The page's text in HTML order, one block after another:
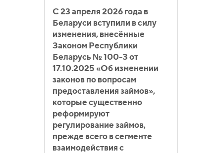
С 23 апреля 2026 года в
Беларуси вступили в силу
изменения, внесённые
Законом Республики
Беларусь № 100-З от
17.10.2025 «Об изменении
законов по вопросам
предоставления займов»,
которые существенно
реформируют
регулирование займов,
прежде всего в сегменте
взаимодействия с